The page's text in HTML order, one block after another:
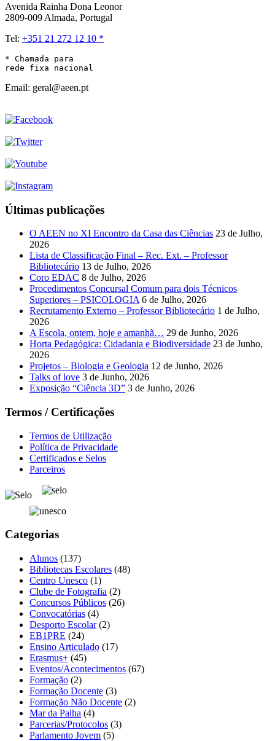
Avenida Rainha Dona Leonor
2809-009 Almada, Portugal
Tel: +351 21 272 12 10 *
* Chamada para
rede fixa nacional
Email: geral@aeen.pt
Últimas publicações
O AEEN no XI Encontro da Casa das Ciências 23 de Julho,
2026
Lista de Classificação Final – Rec. Ext. – Professor
Bibliotecário 13 de Julho, 2026
Coro EDAC 8 de Julho, 2026
Procedimentos Concursal Comum para dois Técnicos
Superiores – PSICOLOGIA 6 de Julho, 2026
Recrutamento Externo – Professor Bibliotecário 1 de Julho,
2026
A Escola, ontem, hoje e amanhã… 29 de Junho, 2026
Horta Pedagógica: Cidadania e Biodiversidade 23 de Junho,
2026
Projetos – Biologia e Geologia 12 de Junho, 2026
Talks of love 3 de Junho, 2026
Exposição “Ciência 3D” 3 de Junho, 2026
Termos / Certificações
Termos de Utilização
Política de Privacidade
Certificados e Selos
Parceiros
Categorias
Alunos (137)
Bibliotecas Escolares (48)
Centro Unesco (1)
Clube de Fotografia (2)
Concursos Públicos (26)
Convocatórias (4)
Desporto Escolar(2)
EB1PRE (24)
Ensino Articulado (17)
Erasmus+ (45)
Eventos/Acontecimentos (67)
Formação (2)
Formação Docente (3)
Formação Não Docente (2)
Mar da Palha (4)
Parcerias/Protocolos (3)
Parlamento Jovem (5)